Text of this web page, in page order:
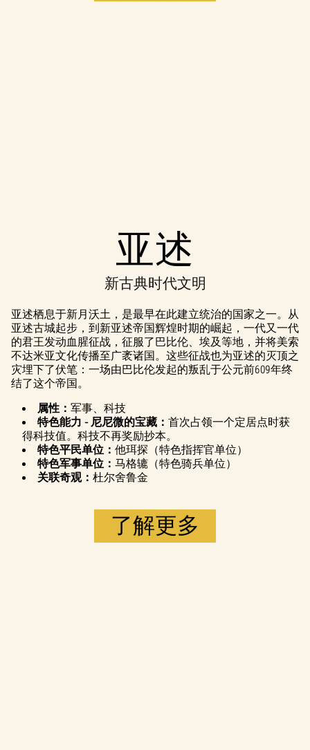
即意味着你
同意 YouTube
的隐私政策
以及将数据
传输至 Google
服务器。
亚述
新古典时代文明
亚述栖息于新月沃土，是最早在此建立统治的国家之一。从
亚述古城起步，到新亚述帝国辉煌时期的崛起，一代又一代
的君王发动血腥征战，征服了巴比伦、埃及等地，并将美索
不达米亚文化传播至广袤诸国。这些征战也为亚述的灭顶之
灾埋下了伏笔：一场由巴比伦发起的叛乱于公元前609年终
结了这个帝国。
属性： 军事、科技
特色能力 - 尼尼微的宝藏： 首次占领一个定居点时获
得科技值。科技不再奖励抄本。
特色平民单位： 他珥探（特色指挥官单位）
特色军事单位： 马格辘（特色骑兵单位）
关联奇观： 杜尔舍鲁金
了解更多